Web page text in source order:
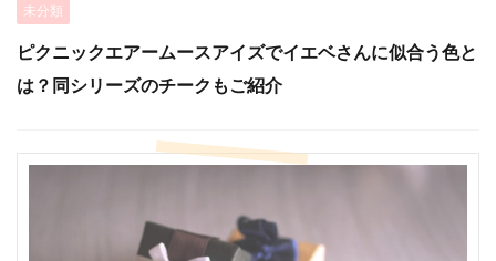
未分類
ピクニックエアームースアイズでイエベさんに似合う色と
は？同シリーズのチークもご紹介